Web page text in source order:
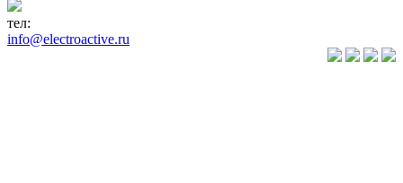
тел:
info@electroactive.ru